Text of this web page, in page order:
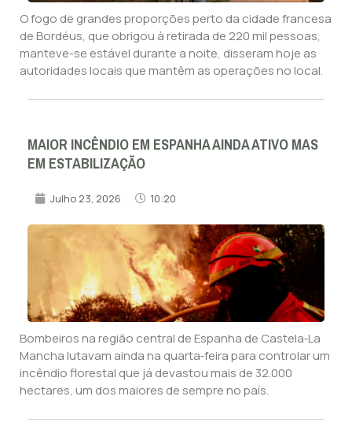
O fogo de grandes proporções perto da cidade francesa
de Bordéus, que obrigou à retirada de 220 mil pessoas,
manteve-se estável durante a noite, disseram hoje as
autoridades locais que mantêm as operações no local.
MAIOR INCÊNDIO EM ESPANHA AINDA ATIVO MAS
EM ESTABILIZAÇÃO
Julho 23, 2026 10:20
Bombeiros na região central de Espanha de Castela‑La
Mancha lutavam ainda na quarta‑feira para controlar um
incêndio florestal que já devastou mais de 32.000
hectares, um dos maiores de sempre no país.